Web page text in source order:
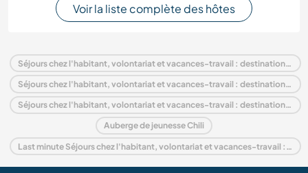
Voir la liste complète des hôtes
Séjours chez l'habitant, volontariat et vacances-travail : destination Chili
Séjours chez l'habitant, volontariat et vacances-travail : destination Amérique du Sud
Séjours chez l'habitant, volontariat et vacances-travail : destination Región Metropolitana de Santiago
Auberge de jeunesse Chili
Last minute Séjours chez l'habitant, volontariat et vacances-travail : destination Chili